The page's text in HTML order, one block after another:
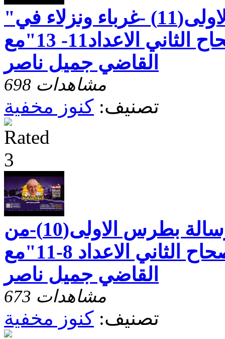
"رسالة بطرس الاولى(11) -غرباء ونزلاء في
سيرة حسنة - الاصحاح الثاني الاعداد11- 13"مع
القاضي جميل ناصر
698 مشاهدات
تصنيف: كنوز مخفية
كنوز مخفية"رسالة بطرس الاولى(10)-من
الظلمة الى النور-الاصحاح الثاني الاعداد 8-11"مع
القاضي جميل ناصر
673 مشاهدات
تصنيف: كنوز مخفية